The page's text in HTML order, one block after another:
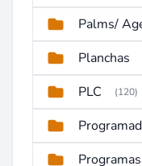
Palms/
Planchas
PLC (120)
Programas